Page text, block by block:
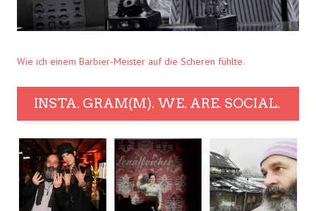
Wie ich einem Barbier-Meister auf die Scheren fühlte.
INSTA. GRAM(M). WE. ARE. SOCIAL.